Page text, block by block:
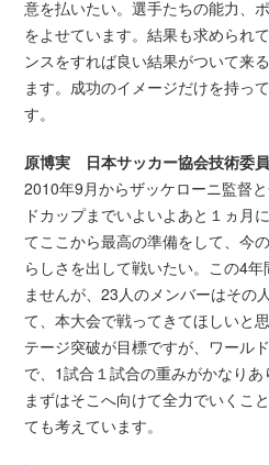
意を払いたい。選手たちの能力、
をよせています。結果も求められ
ンスをすれば良い結果がついて来
ます。成功のイメージだけを持っ
す。
原博実 日本サッカー協会技術委員
2010年9月からザッケローニ監督
ドカップまでいよいよあと１ヵ月
てここから最高の準備をして、今
らしさを出して戦いたい。この4
ませんが、23人のメンバーはその
て、本大会で戦ってきてほしいと
テージ突破が目標ですが、ワール
で、1試合１試合の重みがかなりあ
まずはそこへ向けて全力でいくこ
ても考えています。